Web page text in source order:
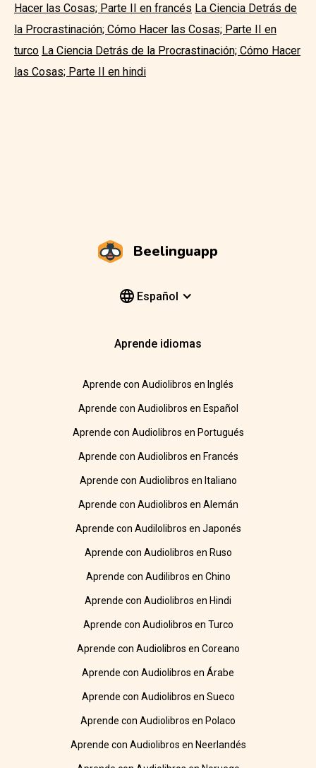
Hacer las Cosas; Parte II en francés La Ciencia Detrás de
la Procrastinación; Cómo Hacer las Cosas; Parte II en
turco La Ciencia Detrás de la Procrastinación; Cómo Hacer
las Cosas; Parte II en hindi
Beelinguapp
Español
Aprende idiomas
Aprende con Audiolibros en Inglés
Aprende con Audiolibros en Español
Aprende con Audiolibros en Portugués
Aprende con Audiolibros en Francés
Aprende con Audiolibros en Italiano
Aprende con Audiolibros en Alemán
Aprende con Audilolibros en Japonés
Aprende con Audiolibros en Ruso
Aprende con Audilibros en Chino
Aprende con Audiolibros en Hindi
Aprende con Audiolibros en Turco
Aprende con Audiolibros en Coreano
Aprende con Audiolibros en Árabe
Aprende con Audiolibros en Sueco
Aprende con Audiolibros en Polaco
Aprende con Audiolibros en Neerlandés